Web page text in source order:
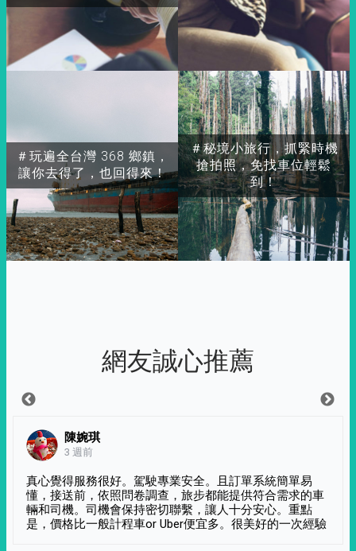
＃玩遍全台灣 368 鄉鎮，
讓你去得了，也回得來！
＃秘境小旅行，抓緊時機
搶拍照，免找車位輕鬆
到！
網友誠心推薦
陳婉琪
3 週前
真心覺得服務很好。駕駛專業安全。且訂單系統簡單易
懂，接送前，依照問卷調查，旅步都能提供符合需求的車
輛和司機。司機會保持密切聯繫，讓人十分安心。重點
是，價格比一般計程車or Uber便宜多。很美好的一次經驗